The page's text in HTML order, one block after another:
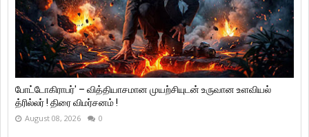
போட்டோகிராபர்' – வித்தியாசமான முயற்சியுடன் உருவான உளவியல்
த்ரில்லர் ! திரை விமர்சனம் !
August 08, 2026 0